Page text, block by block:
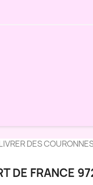
DES
DE FRANCE